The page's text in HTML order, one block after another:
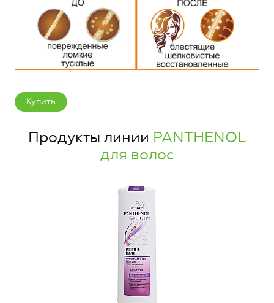
Купить
Продукты линии PANTHENOL
для волос